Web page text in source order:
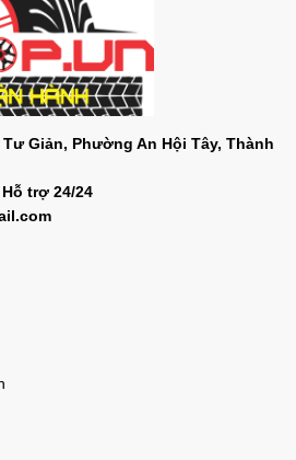
Giản, Phường An Hội Tây, Thành
trợ 24/24